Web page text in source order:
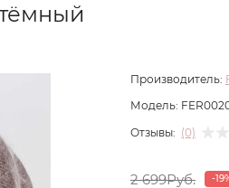
Производитель:
Модель:
Отзывы: (0)
2 699Руб. -